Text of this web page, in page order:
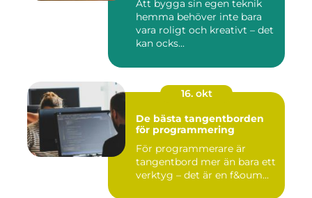
Att bygga sin egen teknik
hemma behöver inte bara
vara roligt och kreativt – det
kan ocks...
16. okt
De bästa tangentborden
för programmering
För programmerare är
tangentbord mer än bara ett
verktyg – det är en f&oum...